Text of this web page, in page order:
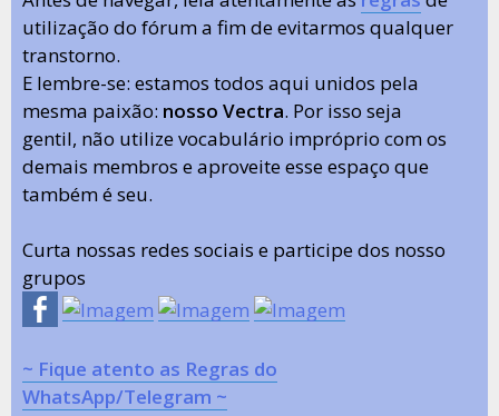
utilização do fórum a fim de evitarmos qualquer
transtorno.
E lembre-se: estamos todos aqui unidos pela
mesma paixão: nosso Vectra. Por isso seja
gentil, não utilize vocabulário impróprio com os
demais membros e aproveite esse espaço que
também é seu.
Curta nossas redes sociais e participe dos nosso
grupos
~ Fique atento as Regras do
WhatsApp/Telegram ~